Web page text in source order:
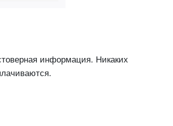
информация. Никаких